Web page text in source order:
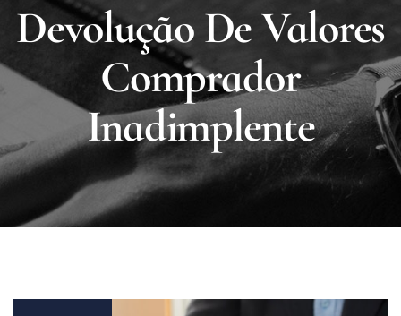
Devolução De Valores
Comprador
Inadimplente